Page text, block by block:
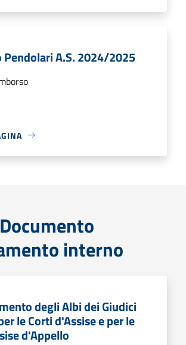
Pendolari A.S. 2024/2025
interno
degli Albi dei Giudici
le Corti d'Assise e per le
d'Appello